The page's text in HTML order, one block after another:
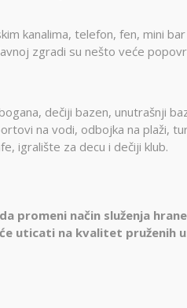
kanalima, telefon, fen, mini
zgradi su nešto veće
dečiji bazen, unutrašnji
na vodi, odbojka na plaži,
igralište za decu i dečiji klub.
promeni način služenja
uticati na kvalitet pruženih